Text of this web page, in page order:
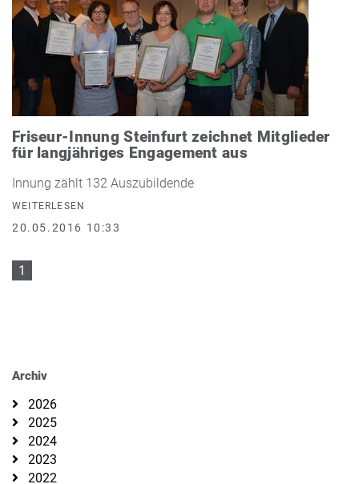
Friseur-Innung Steinfurt zeichnet Mitglieder
für langjähriges Engagement aus
Innung zählt 132 Auszubildende
WEITERLESEN
20.05.2016 10:33
1
Archiv
2026
2025
2024
2023
2022